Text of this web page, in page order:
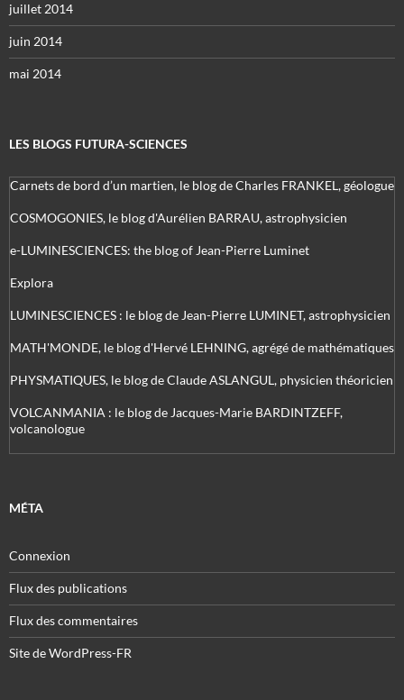
juillet 2014
juin 2014
mai 2014
LES BLOGS FUTURA-SCIENCES
Carnets de bord d’un martien, le blog de Charles FRANKEL, géologue
COSMOGONIES, le blog d'Aurélien BARRAU, astrophysicien
e-LUMINESCIENCES: the blog of Jean-Pierre Luminet
Explora
LUMINESCIENCES : le blog de Jean-Pierre LUMINET, astrophysicien
MATH'MONDE, le blog d'Hervé LEHNING, agrégé de mathématiques
PHYSMATIQUES, le blog de Claude ASLANGUL, physicien théoricien
VOLCANMANIA : le blog de Jacques-Marie BARDINTZEFF,
volcanologue
MÉTA
Connexion
Flux des publications
Flux des commentaires
Site de WordPress-FR